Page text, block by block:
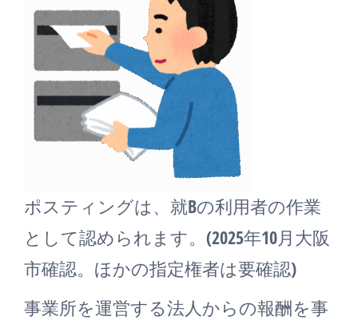
ポスティングは、就Bの利用者の作業
として認められます。(2025年10月大阪
市確認。ほかの指定権者は要確認)
事業所を運営する法人からの報酬を事